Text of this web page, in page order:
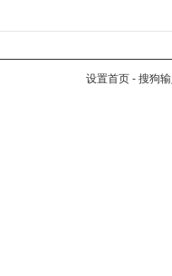
设置首页 - 搜狗